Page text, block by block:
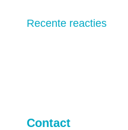
Recente reacties
Contact